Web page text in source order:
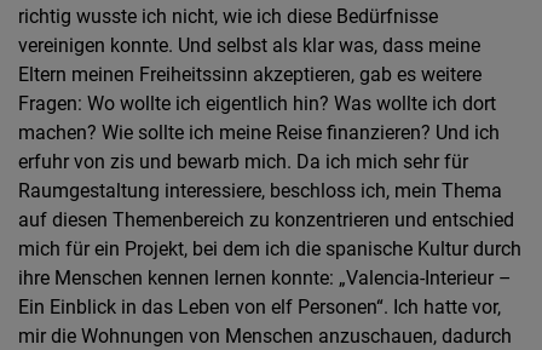
richtig wusste ich nicht, wie ich diese Bedürfnisse
vereinigen konnte. Und selbst als klar was, dass meine
Eltern meinen Freiheitssinn akzeptieren, gab es weitere
Fragen: Wo wollte ich eigentlich hin? Was wollte ich dort
machen? Wie sollte ich meine Reise finanzieren? Und ich
erfuhr von zis und bewarb mich. Da ich mich sehr für
Raumgestaltung interessiere, beschloss ich, mein Thema
auf diesen Themenbereich zu konzentrieren und entschied
mich für ein Projekt, bei dem ich die spanische Kultur durch
ihre Menschen kennen lernen konnte: „Valencia-Interieur –
Ein Einblick in das Leben von elf Personen“. Ich hatte vor,
mir die Wohnungen von Menschen anzuschauen, dadurch